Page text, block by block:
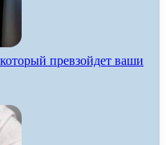
превзойдет ваши